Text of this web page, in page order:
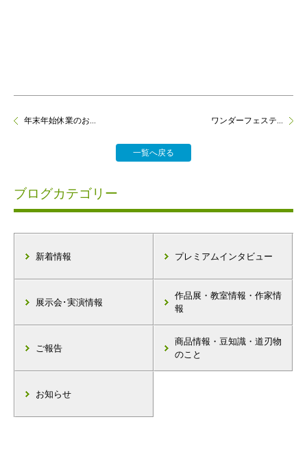
年末年始休業のお...
一覧へ戻る
ワンダーフェステ...
ブログカテゴリー
新着情報 プレミアムインタビュー
展示会･実演情報
作品展・教室情報・作家情
報
ご報告
商品情報・豆知識・道刃物
のこと
お知らせ